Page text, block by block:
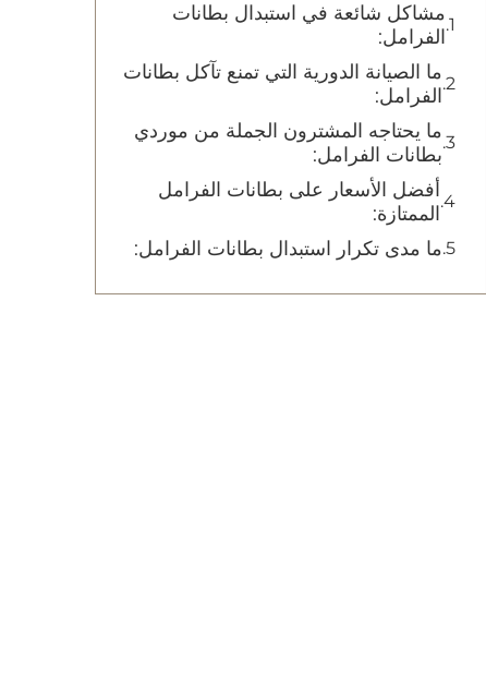
مشاكل شائعة في استبدال بطانات
الفرامل:
ما الصيانة الدورية التي تمنع تآكل بطانات
الفرامل:
ما يحتاجه المشترون الجملة من موردي
بطانات الفرامل:
أفضل الأسعار على بطانات الفرامل
الممتازة:
ما مدى تكرار استبدال بطانات الفرامل: